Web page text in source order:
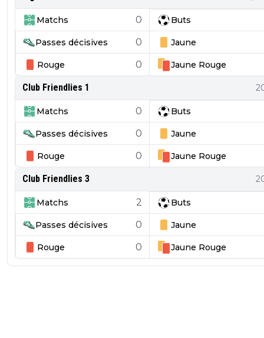
Matchs 0 Buts
Passes décisives 0 Jaune
Rouge 0 Jaune Rouge
Club Friendlies 1
Matchs 0 Buts
Passes décisives 0 Jaune
Rouge 0 Jaune Rouge
Club Friendlies 3
Matchs 2 Buts
Passes décisives 0 Jaune
Rouge 0 Jaune Rouge